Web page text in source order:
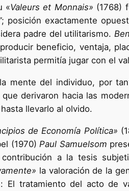
«Valeurs et Monnais» (1768)
; posición exactamente
padre del utilitarismo.
beneficio, ventaja,
permitía jugar con el
mente del individuo, por
derivaron hacia las
llevarlo al olvido.
de Economía Política»
(1970) Paul Samuelsom
contribución a la tesis
la valoración de la
El tratamiento del acto de